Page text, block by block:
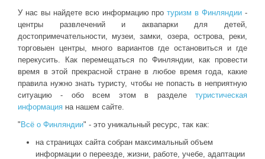
У нас вы найдете всю информацию протуризм в Финляндии -
центры развлечений и аквапарки для детей,
достопримечательности, музеи, замки, озера, острова, реки,
торговыен центры, много вариантов где остановиться и где
перекусить. Как перемещаться по Финляндии, как провести
время в этой прекрасной стране в любое время года, какие
правила нужно знать туристу, чтобы не попасть в неприятную
ситуацию - обо всем этом в разделе туристическая
информация на нашем сайте.
" Всё о Финляндии" - это уникальный ресурс, так как:
на страницах сайта собран максимальный объем
информации о переезде, жизни, работе, учебе, адаптации